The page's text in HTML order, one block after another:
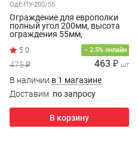
ОдЕ-ПУ-200/55
Ограждение для европолки
полный угол 200мм, высота
ограждения 55мм,
окрашенное, белое
− 2.5% онлайн
475 ₽ 463 ₽ шт
В наличии в 1 магазине
Доставим по запросу
В корзину